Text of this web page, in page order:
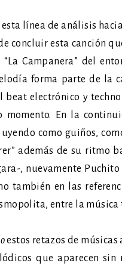
línea de análisis
concluir esta canción
Campanera” del
forma parte de la
beat electrónico y
momento. En la
como guiños,
además de su ritmo
, nuevamente
también en las
entre la
estos retazos de
que aparecen